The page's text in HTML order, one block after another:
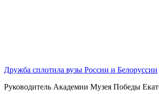
Дружба сплотила вузы России и Белоруссии
Руководитель Академии Музея Победы